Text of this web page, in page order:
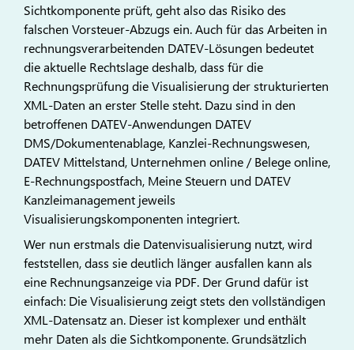
Sichtkomponente prüft, geht also das Risiko des
falschen Vorsteuer-Abzugs ein. Auch für das Arbeiten in
rechnungsverarbeitenden DATEV-Lösungen bedeutet
die aktuelle Rechtslage deshalb, dass für die
Rechnungsprüfung die Visualisierung der strukturierten
XML-Daten an erster Stelle steht. Dazu sind in den
betroffenen DATEV-Anwendungen DATEV
DMS/Dokumentenablage, Kanzlei-Rechnungswesen,
DATEV Mittelstand, Unternehmen online / Belege online,
E-Rechnungspostfach, Meine Steuern und DATEV
Kanzleimanagement jeweils
Visualisierungskomponenten integriert.
Wer nun erstmals die Datenvisualisierung nutzt, wird
feststellen, dass sie deutlich länger ausfallen kann als
eine Rechnungsanzeige via PDF. Der Grund dafür ist
einfach: Die Visualisierung zeigt stets den vollständigen
XML-Datensatz an. Dieser ist komplexer und enthält
mehr Daten als die Sichtkomponente. Grundsätzlich